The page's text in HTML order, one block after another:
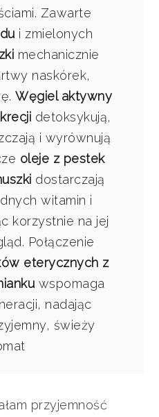
Zawarte
i zmielonych
mechanicznie
naskórek,
Węgiel aktywny
detoksykują,
i wyrównują
oleje z pestek
dostarczają
witamin i
korzystnie na jej
Połączenie
eterycznych z
wspomaga
nadając
świeży
przyjemność